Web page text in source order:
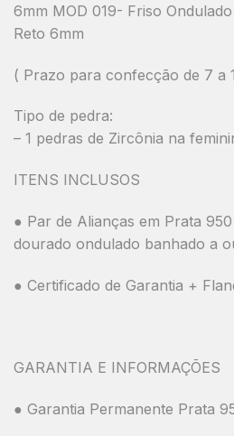
6mm MOD 019- Friso
Reto 6mm
( Prazo para confecção de 7 a
Tipo de pedra:
– 1 pedras de Zircônia na
ITENS INCLUSOS
● Par de Alianças em Prata
dourado ondulado banhado a
● Certificado de Garantia +
GARANTIA E INFORMAÇÕES
● Garantia Permanente Prata